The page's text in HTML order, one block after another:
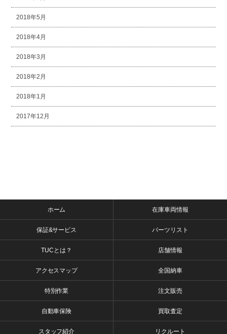
2018年5月
2018年4月
2018年3月
2018年2月
2018年1月
2017年12月
ホーム 在庫車両情報
保証&サービス パーツリスト
TUCとは？ 店舗情報
アクセスマップ 全国納車
特別作業 注文販売
自動車保険 買取査定
スタッフ紹介 リクルート